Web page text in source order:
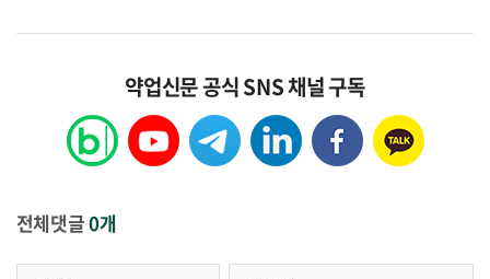
약업신문 공식 SNS 채널 구독
전체댓글0개